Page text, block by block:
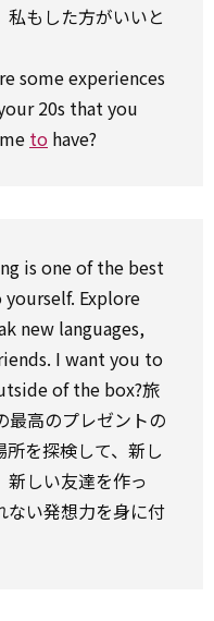
私もした方がいいと
some experiences
20s that you
to have?
is one of the best
yourself. Explore
new languages,
I want you to
of the box?旅
最高のプレゼントの
所を探検して、新し
新しい友達を作っ
ない発想力を身に付